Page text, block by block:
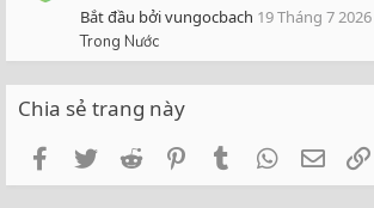
Bắt đầu bởi vungocbach 19 Tháng 7 2026
Trong Nước
Chia sẻ trang này
FacebookTwitterReddit PinterestTumblrWhatsApp
Email